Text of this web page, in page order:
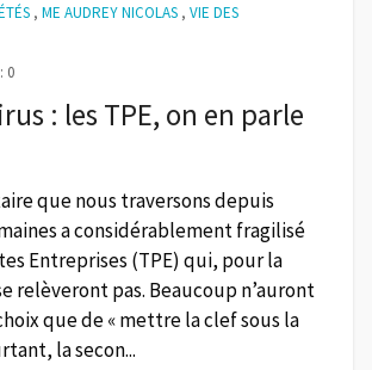
, ME AUDREY NICOLAS , VIE DES
0
: les TPE, on en parle
que nous traversons depuis
a considérablement fragilisé
Entreprises (TPE) qui, pour la
relèveront pas. Beaucoup n’auront
que de « mettre la clef sous la
la secon...